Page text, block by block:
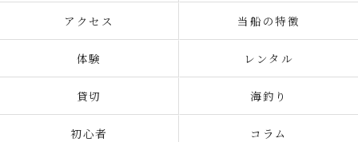
アクセス 当船の特徴
体験 レンタル
貸切 海釣り
初心者 コラム